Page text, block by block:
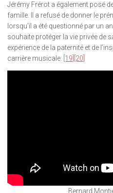
Jérémy Frérot a également posé
famille. Il a refusé de donner le
lorsqu’il a été questionné par un
souhaite protéger la vie privée de
expérience de la paternité et de
carrière musicale.
[19] [20]
Bernard